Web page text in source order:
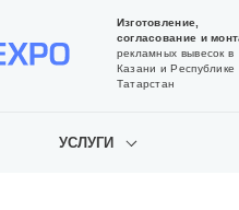
Изготовление,
согласование и
рекламных вывесок в
Казани и Республике
Татарстан
УСЛУГИ